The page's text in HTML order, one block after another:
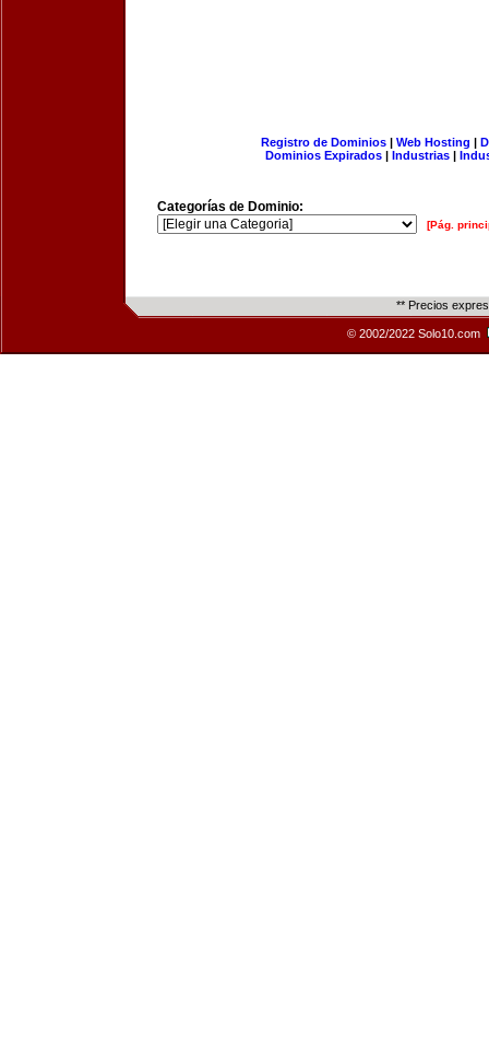
Registro de Dominios| Web Hosting |
Dominios Expirados | Industrias |
Categorías de Dominio:
[Pág.
** Precios
© 2002/2022 Solo10.com